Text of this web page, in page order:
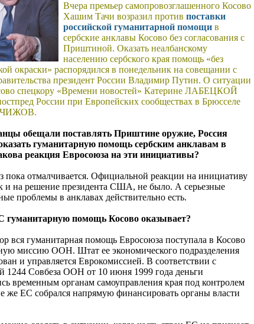
Вчера премьер самопровозглашенного Косово
Хашим Тачи возразил против поставки
российской гуманитарной помощи в
сербские анклавы Косово без согласования с
Приштиной. Оказать неалбанскому
населению сербского края помощь «без
окраски» распорядился в понедельник на совещании с
президент России Владимир Путин. О ситуации
спецкору «Времени новостей» Катерине ЛАБЕЦКОЙ
России при Европейских сообществах в Брюсселе
ЧИЖОВ.
обещали поставлять Приштине оружие, Россия
гуманитарную помощь сербским анклавам в
реакция Евросоюза на эти инициативы?
пока отмалчивается. Официальной реакции на инициативу
и на решение президента США, не было. А серьезные
проблемы в анклавах действительно есть.
гуманитарную помощь Косово оказывает?
вся гуманитарная помощь Евросоюза поступала в Косово
миссию ООН. Штат ее экономического подразделения
и управляется Еврокомиссией. В соответствии с
1244 Совбеза ООН от 10 июня 1999 года деньги
временным органам самоуправления края под контролем
ЕС собрался напрямую финансировать органы власти